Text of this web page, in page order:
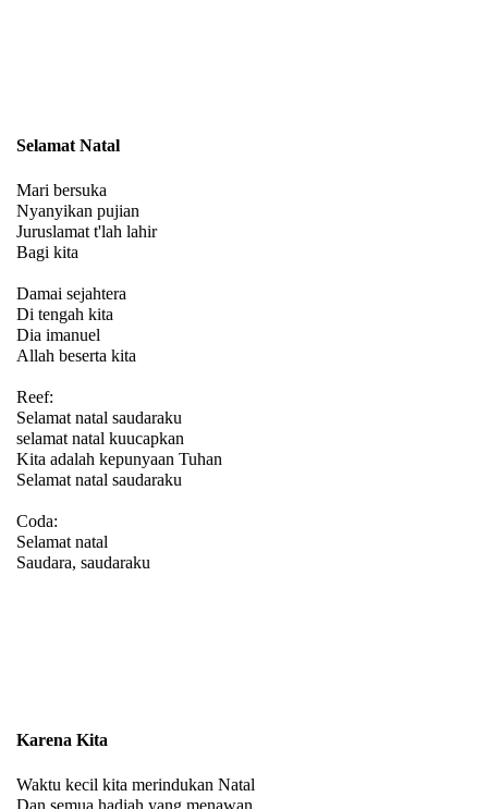
Selamat Natal
Mari bersuka
Nyanyikan pujian
Juruslamat t'lah lahir
Bagi kita
Damai sejahtera
Di tengah kita
Dia imanuel
Allah beserta kita
Reef:
Selamat natal saudaraku
selamat natal kuucapkan
Kita adalah kepunyaan Tuhan
Selamat natal saudaraku
Coda:
Selamat natal
Saudara, saudaraku
Karena Kita
Waktu kecil kita merindukan Natal